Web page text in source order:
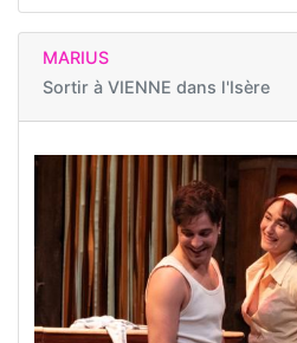
MARIUS
Sortir à VIENNE dans l'Isère